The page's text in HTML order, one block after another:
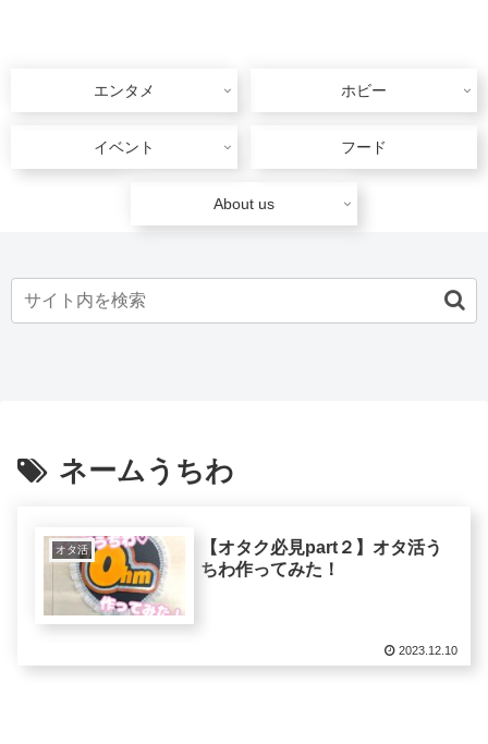
エンタメ ホビー
イベント フード
About us
ネームうちわ
オタ活
【オタク必見part２】オタ活う
ちわ作ってみた！
2023.12.10